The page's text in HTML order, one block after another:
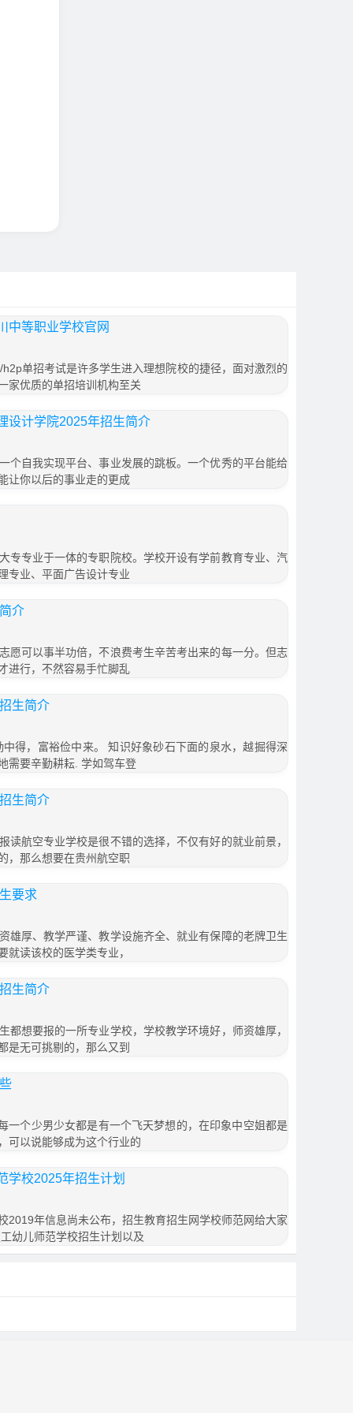
中等职业学校官网
单招考试是许多学生进入理想院校的捷径，面对激烈的
家优质的单招培训机构至关
设计学院2025年招生简介
个自我实现平台、事业发展的跳板。一个优秀的平台能给
让你以后的事业走的更成
专专业于一体的专职院校。学校开设有学前教育专业、汽
专业、平面广告设计专业
介
愿可以事半功倍，不浪费考生辛苦考出来的每一分。但志
进行，不然容易手忙脚乱
生简介
得，富裕俭中来。 知识好象砂石下面的泉水，越掘得深
需要辛勤耕耘. 学如驾车登
生简介
读航空专业学校是很不错的选择，不仅有好的就业前景，
，那么想要在贵州航空职
要求
雄厚、教学严谨、教学设施齐全、就业有保障的老牌卫生
就读该校的医学类专业，
生简介
都想要报的一所专业学校，学校教学环境好，师资雄厚，
是无可挑剔的，那么又到
一个少男少女都是有一个飞天梦想的，在印象中空姐都是
可以说能够成为这个行业的
学校2025年招生计划
2019年信息尚未公布，招生教育招生网学校师范网给大家
幼儿师范学校招生计划以及